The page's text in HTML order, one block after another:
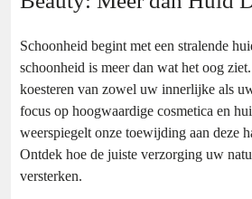
Schoonheid begint met een stralende
schoonheid is meer dan wat het oog
koesteren van zowel uw innerlijke als
focus op hoogwaardige cosmetica en
weerspiegelt onze toewijding aan deze
Ontdek hoe de juiste verzorging uw
versterken.